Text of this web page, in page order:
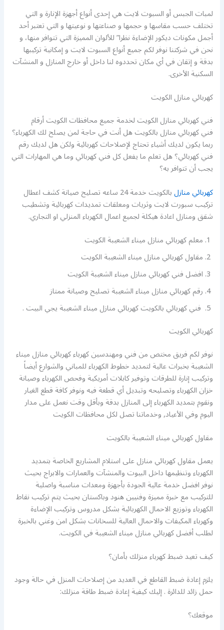
لمبات الجبس أو السبوت لايت هي إحدى أنواع أجهزة الإنارة و التي
تختلف حسب مقاسها و حجمها و صناعتها و نوعيتها و التي تعتبر أحد
أجمل مكونات ديكور الإضاءة نظرا” للألوان المميزة التي تتوافر منها، و
نحن في شركتنا نوفر لكم جميع أنواع السبوت لايت و إمكانية تركيبها
بدقة و إتقان في أي مكان تحددوه لنا داخل أو خارج المنازل و المنشآت
السكنية الأخرى.
كهربائي منازل الكويت
فني كهربائي منازل الكويت لخدمة جميع محافظات الكويت أرقام
فني كهربائي منازل بالكويت هل أنت في حاجة لمن يصلح لك الكهرباء؟
ربما يكون لديك أشياء تحتاج لإصلاحات كهربائية ولكن هل لديك رقم
فني كهربائي؟ هل تعلم ما يفعل كل فني كهربائي وما هي المهارات التي
يجب أن تتوافر به؟
كهربائي منازل
بالكويت خدمة 24 ساعه تصليح صيانة كشف اعطال
تركيب سبورت لايت وثريات ومعلقات تمديدات كهربائية وتشطيب
شقق ومنازل اعادة هيكلة لجميع اعمال الكهرباء المنزلي او التجاري.
معلم كهربائي منازل ميناء الشعيبة الكويت
مقاول كهربائي منازل ميناء الشعيبة الكويت
افضل فني كهربائي منازل ميناء الشعيبة الكويت
رقم كهربائي منازل ميناء الشعيبة تصليح وصيانة ممتاز
فني كهربائي بالكويت كهربائي منازل ميناء الشعيبة يجي البيت .
كهربائي الكويت
نوفر لكم فريق مختص من فني ومهندسين كهرباء كهربائي منازل ميناء
الشعيبة بخبرات عالية لتمديد خطوط الكهرباء للمباني والشوارع أيضاً
وتركيب إنارة للطرقات وتوفير كابلات أمريكية وفحص الكهرباء وصيانة
خزان الكهرباء وتصليحه وتبديل أي قطعة فيه ونوفر كافة قطع الغيار
ونقوم بتمديد الكهرباء إلى المنازل بدقة وبأقل وقت نعمل على مدار
اليوم وفي الأعياد, وخدماتنا تصل لكل محافظات الكويت
مقاول كهربائي ميناء الشعيبة بالكويت
يعمل مقاول كهربائي منازل على استلام المشاريع الخاصة بتمديد
الكهرباء وتنظيمها داخل البيوت والمنشآت والعمارات والابراج بحيث
نوفر افضل خدمة عالية الجودة بأجهزة ومعدات مناسبة واصلية
للتركيب مع خبرة مميزة وفنيين هنود وباكستان بحيث يتم تركيب نقاط
الكهرباء وتوزيع الاحمال الكهربائية بشكل مدروس وتركيب الإضاءة
وكهرباء المكيفات والاحمال العالية للسخانات بشكل امن وغني بالخبرة
لطلب أفضل كهربائي منازل ميناء الشعيبة في الكويت.
كيف تعيد ضبط كهرباء منزلك بأمان؟
يلزم إعادة ضبط القاطع في العديد من إصلاحات المنزل في حالة وجود
حمل زائد للدائرة . إليك كيفية إعادة ضبط طاقة منزلك:
موقعك؟